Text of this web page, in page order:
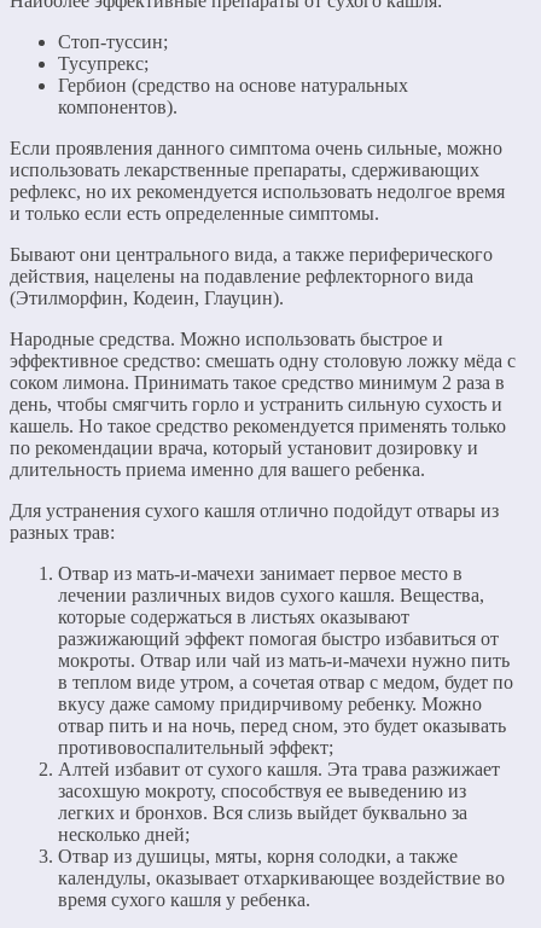
Стоп-туссин;
Тусупрекс;
Гербион (средство на основе натуральных
компонентов).
Если проявления данного симптома очень сильные, можно
использовать лекарственные препараты, сдерживающих
рефлекс, но их рекомендуется использовать недолгое время
и только если есть определенные симптомы.
Бывают они центрального вида, а также периферического
действия, нацелены на подавление рефлекторного вида
(Этилморфин, Кодеин, Глауцин).
Народные средства. Можно использовать быстрое и
эффективное средство: смешать одну столовую ложку мёда с
соком лимона. Принимать такое средство минимум 2 раза в
день, чтобы смягчить горло и устранить сильную сухость и
кашель. Но такое средство рекомендуется применять только
по рекомендации врача, который установит дозировку и
длительность приема именно для вашего ребенка.
Для устранения сухого кашля отлично подойдут отвары из
разных трав:
Отвар из мать-и-мачехи занимает первое место в
лечении различных видов сухого кашля. Вещества,
которые содержаться в листьях оказывают
разжижающий эффект помогая быстро избавиться от
мокроты. Отвар или чай из мать-и-мачехи нужно пить
в теплом виде утром, а сочетая отвар с медом, будет по
вкусу даже самому придирчивому ребенку. Можно
отвар пить и на ночь, перед сном, это будет оказывать
противовоспалительный эффект;
Алтей избавит от сухого кашля. Эта трава разжижает
засохшую мокроту, способствуя ее выведению из
легких и бронхов. Вся слизь выйдет буквально за
несколько дней;
Отвар из душицы, мяты, корня солодки, а также
календулы, оказывает отхаркивающее воздействие во
время сухого кашля у ребенка.